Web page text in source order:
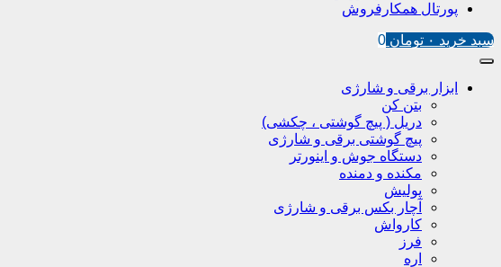
پورتال همکارفروش
سبد خرید ۰ تومان 0
ابزار برقی و شارژی
بتن کن
دریل ( پیچ گوشتی ، چکشی)
پیچ گوشتی برقی و شارژی
دستگاه جوش و اینورتر
مکنده و دمنده
پولیش
آچار بکس برقی و شارژی
کارواش
فرز
اره